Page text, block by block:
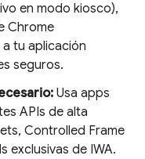
en modo kiosco),
Chrome
tu aplicación
seguros.
Usa apps
APIs de alta
Controlled Frame
exclusivas de IWA.